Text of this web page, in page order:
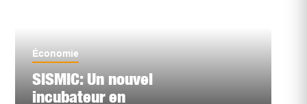
Économie
SISMIC: Un nouvel
incubateur en